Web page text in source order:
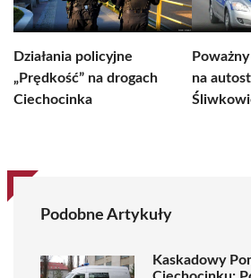
Działania policyjne
„Prędkość” na drogach
Ciechocinka
na
Podobne Artykuły
Kaskadowy